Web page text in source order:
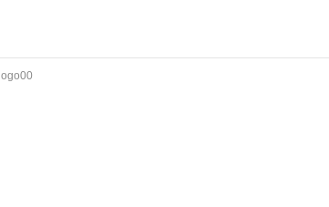
logo00